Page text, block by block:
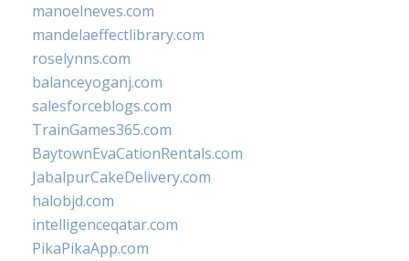
manoelneves.com
mandelaeffectlibrary.com
roselynns.com
balanceyoganj.com
salesforceblogs.com
TrainGames365.com
BaytownEvaCationRentals.com
JabalpurCakeDelivery.com
halobjd.com
intelligenceqatar.com
PikaPikaApp.com